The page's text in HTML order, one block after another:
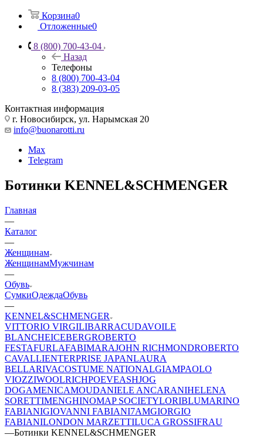
Корзина0
Отложенные0
8 (800) 700-43-04
Назад
Телефоны
8 (800) 700-43-04
8 (383) 209-03-05
Контактная информация
г. Новосибирск, ул. Нарымская 20
info@buonarotti.ru
Max
Telegram
Ботинки KENNEL&SCHMENGER
Главная
—
Каталог
—
Женщинам
ЖенщинамМужчинам
—
Обувь
СумкиОдеждаОбувь
—
KENNEL&SCHMENGER
VITTORIO VIRGILIBARRACUDAVOILE
BLANCHEICEBERGROBERTO
FESTAFURLAFABIMARAJOHN RICHMONDROBERTO
CAVALLIENTERPRISE JAPANLAURA
BELLARIVACOSTUME NATIONALGIAMPAOLO
VIOZZIWOOLRICHPOEVEASHJOG
DOGAMENICAMOUDANIELE ANCARANIHELENA
SORETTIMENGHINOMAP SOCIETYLORIBLUMARINO
FABIANIGIOVANNI FABIANI7AMGIORGIO
FABIANILONDON MARZETTILUCA GROSSIFRAU
—Ботинки KENNEL&SCHMENGER